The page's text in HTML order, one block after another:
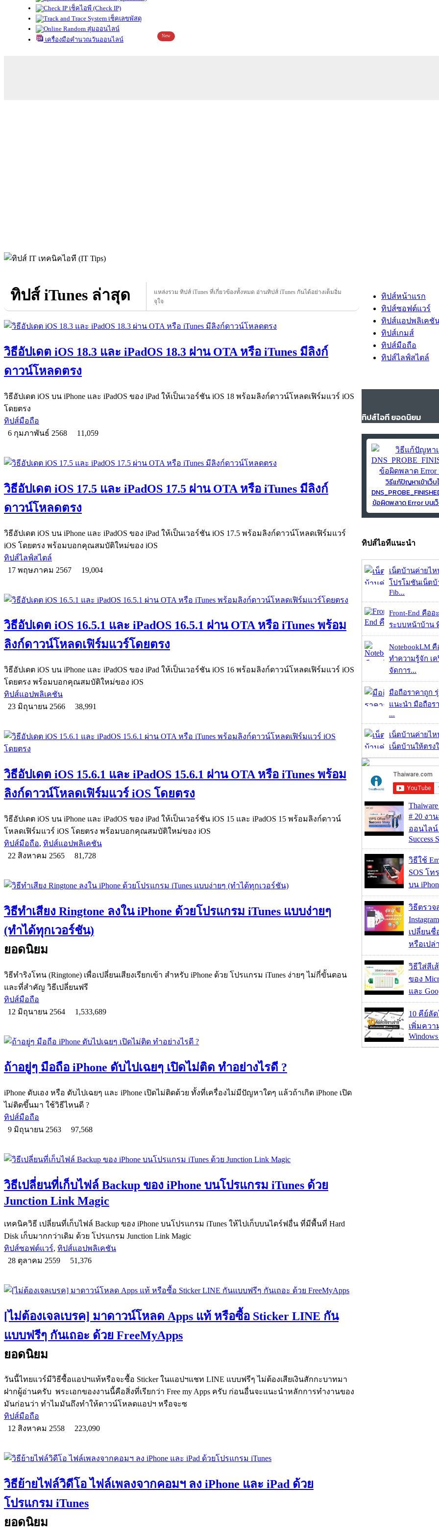
เช็คไอพี (Check IP)
เช็คเลขพัสดุ
สุ่มออนไลน์
เครื่องมือคำนวณวันออนไลน์
New
ทิปส์ iTunes ล่าสุด
แหล่งรวม ทิปส์ iTunes ที่เกี่ยวข้องทั้งหมด อ่านทิปส์ iTunes กันได้อย่างเต็มอิ่ม
จุใจ
วิธีอัปเดต iOS 18.3 และ iPadOS 18.3 ผ่าน OTA หรือ iTunes มีลิงก์
ดาวน์โหลดตรง
วิธีอัปเดต iOS บน iPhone และ iPadOS ของ iPad ให้เป็นเวอร์ชัน iOS 18 พร้อมลิงก์ดาวน์โหลดเฟิร์มแวร์ iOS
โดยตรง
ทิปส์มือถือ
6 กุมภาพันธ์ 2568
11,059
วิธีอัปเดต iOS 17.5 และ iPadOS 17.5 ผ่าน OTA หรือ iTunes มีลิงก์
ดาวน์โหลดตรง
วิธีอัปเดต iOS บน iPhone และ iPadOS ของ iPad ให้เป็นเวอร์ชัน iOS 17.5 พร้อมลิงก์ดาวน์โหลดเฟิร์มแวร์
iOS โดยตรง พร้อมบอกคุณสมบัติใหม่ของ iOS
ทิปส์ไลฟ์สไตล์
17 พฤษภาคม 2567
19,004
วิธีอัปเดต iOS 16.5.1 และ iPadOS 16.5.1 ผ่าน OTA หรือ iTunes พร้อม
ลิงก์ดาวน์โหลดเฟิร์มแวร์โดยตรง
วิธีอัปเดต iOS บน iPhone และ iPadOS ของ iPad ให้เป็นเวอร์ชัน iOS 16 พร้อมลิงก์ดาวน์โหลดเฟิร์มแวร์ iOS
โดยตรง พร้อมบอกคุณสมบัติใหม่ของ iOS
ทิปส์แอปพลิเคชัน
23 มิถุนายน 2566
38,991
วิธีอัปเดต iOS 15.6.1 และ iPadOS 15.6.1 ผ่าน OTA หรือ iTunes พร้อม
ลิงก์ดาวน์โหลดเฟิร์มแวร์ iOS โดยตรง
วิธีอัปเดต iOS บน iPhone และ iPadOS ของ iPad ให้เป็นเวอร์ชัน iOS 15 และ iPadOS 15 พร้อมลิงก์ดาวน์
โหลดเฟิร์มแวร์ iOS โดยตรง พร้อมบอกคุณสมบัติใหม่ของ iOS
ทิปส์มือถือ, ทิปส์แอปพลิเคชัน
22 สิงหาคม 2565
81,728
วิธีทำเสียง Ringtone ลงใน iPhone ด้วยโปรแกรม iTunes แบบง่ายๆ
(ทำได้ทุกเวอร์ชัน)
ยอดนิยม
วิธีทำริงโทน (Ringtone) เพื่อเปลี่ยนเสียงเรียกเข้า สำหรับ iPhone ด้วย โปรแกรม iTunes ง่ายๆ ไม่กี่ขั้นตอน
และที่สำคัญ วิธีเปลี่ยนฟรี
ทิปส์มือถือ
12 มิถุนายน 2564
1,533,689
ถ้าอยู่ๆ มือถือ iPhone ดับไปเฉยๆ เปิดไม่ติด ทำอย่างไรดี ?
iPhone ดับเอง หรือ ดับไปเฉยๆ และ iPhone เปิดไม่ติดด้วย ทั้งที่เครื่องไม่มีปัญหาใดๆ แล้วถ้าเกิด iPhone เปิด
ไม่ติดขึ้นมา ใช้วิธีไหนดี ?
ทิปส์มือถือ
9 มิถุนายน 2563
97,568
วิธีเปลี่ยนที่เก็บไฟล์ Backup ของ iPhone บนโปรแกรม iTunes ด้วย
Junction Link Magic
เทคนิควิธี เปลี่ยนที่เก็บไฟล์ Backup ของ iPhone บนโปรแกรม iTunes ให้ไปเก็บบนไดร์ฟอื่น ที่มีพื้นที่ Hard
Disk เก็บมากกว่าเดิม ด้วย โปรแกรม Junction Link Magic
ทิปส์ซอฟต์แวร์, ทิปส์แอปพลิเคชัน
28 ตุลาคม 2559
51,376
[ไม่ต้องเจลเบรค] มาดาวน์โหลด Apps แท้ หรือซื้อ Sticker LINE กัน
แบบฟรีๆ กันเถอะ ด้วย FreeMyApps
ยอดนิยม
วันนี้ไทยแวร์มีวิธีซื้อแอปฯแท้หรือจะซื้อ Sticker ในแอปฯแชท LINE แบบฟรีๆ ไม่ต้องเสียเงินสักกะบาทมา
ฝากผู้อ่านครับ พระเอกของงานนี้คือสิ่งที่เรียกว่า Free my Apps ครับ ก่อนอื่นจะแนะนำหลักการทำงานของ
มันก่อนว่า ทำไมมันถึงทำให้ดาวน์โหลดแอปฯ หรือจะซ
ทิปส์มือถือ
12 สิงหาคม 2558
223,090
วิธีย้ายไฟล์วิดีโอ ไฟล์เพลงจากคอมฯ ลง iPhone และ iPad ด้วย
โปรแกรม iTunes
ยอดนิยม
ทิปส์หน้าแรก
ทิปส์ซอฟต์แวร์
ทิปส์แอปพลิเคชั
ทิปส์เกมส์
ทิปส์มือถือ
ทิปส์ไลฟ์สไตล์
ทิปส์ไอที ยอดนิยม
วิธีแก้ปัญหาเข้าเว็บ
ข้อผิดพลาด Error บนเว็
ทิปส์ไอทีแนะนำ
เน็ตบ้านค่ายไห
โปรโมชันเน็ตบ้
Fib...
Front-End คืออ
ระบบหน้าบ้าน
NotebookLM คื
ทำความรู้จัก เ
จัดการ...
มือถือราคาถูก
แนะนำ มือถือร
...
เน็ตบ้านค่ายไห
เน็ตบ้านให้ตรง
# 20 งา
ออนไลน์
Success
วิธีใช้
SOS โ
บน
วิธีตรวจ
เปลี่ยน
หรือเปล่
วิธีใส่สีเ
ของ
และ
10 คีย์ลั
เพิ่มคว